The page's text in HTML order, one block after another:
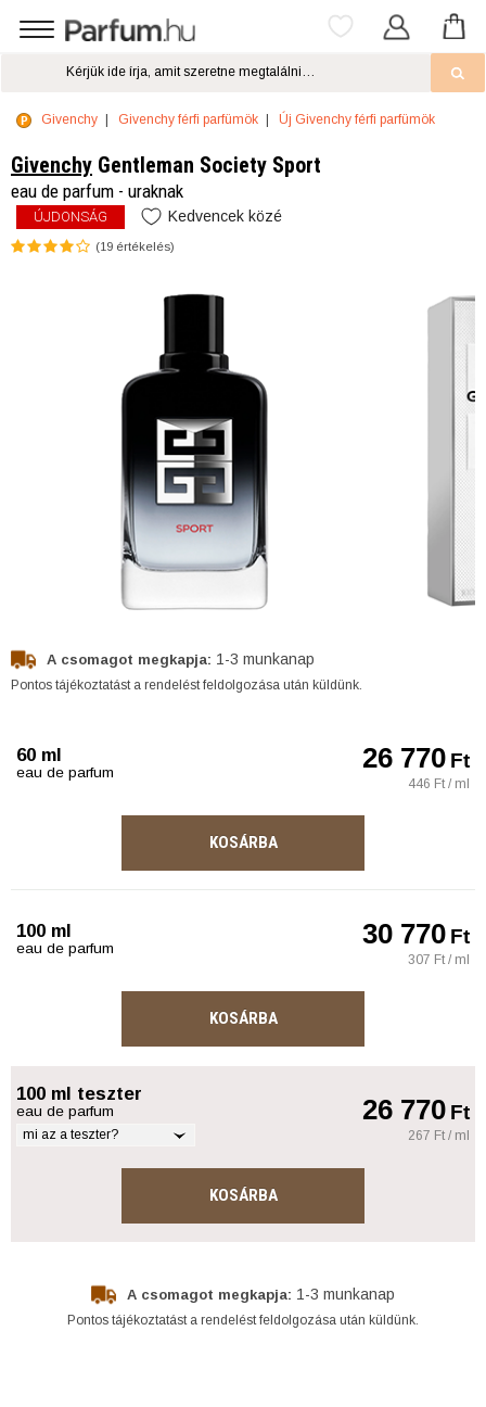
Givenchy Givenchy férfi parfümök Új Givenchy férfi parfümök
Givenchy Gentleman Society Sport
eau de parfum - uraknak
ÚJDONSÁG Kedvencek közé
(19 értékelés)
A csomagot megkapja: 1-3 munkanap
Pontos tájékoztatást a rendelést feldolgozása után küldünk.
60 ml
eau de parfum 26 770Ft
446 Ft / ml
KOSÁRBA
100 ml
eau de parfum 30 770Ft
307 Ft / ml
KOSÁRBA
100 ml teszter
eau de parfum
mi az a teszter?
26 770Ft
267 Ft / ml
KOSÁRBA
A csomagot megkapja: 1-3 munkanap
Pontos tájékoztatást a rendelést feldolgozása után küldünk.